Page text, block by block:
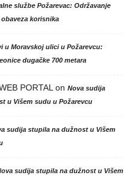
službe Požarevac: Održavanje
korisnika
u Moravskoj ulici u Požarevcu:
dugačke 700 metara
PORTAL on Nova sudija
u Višem sudu u Požarevcu
sudija stupila na dužnost u Višem
sudija stupila na dužnost u Višem